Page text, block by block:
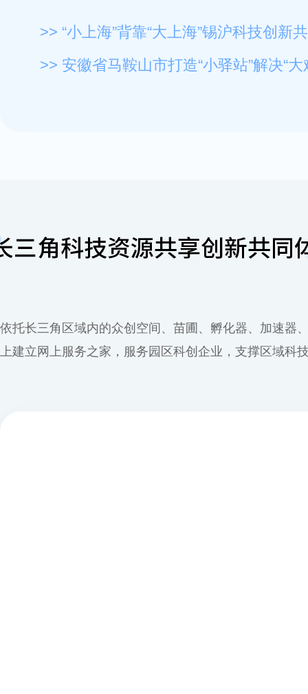
>> “小上海”背靠“大上海”锡沪科技创新
>> 安徽省马鞍山市打造“小驿站”解决“大
依托长三角区域内的众创空间、苗圃、孵化器、加速器
上建立网上服务之家，服务园区科创企业，支撑区域科